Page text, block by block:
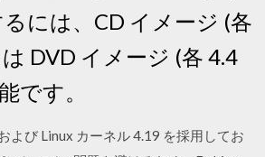
には、CD イメージ (各
DVD イメージ (各 4.4
です。
よび Linux カーネル 4.19 を採用してお